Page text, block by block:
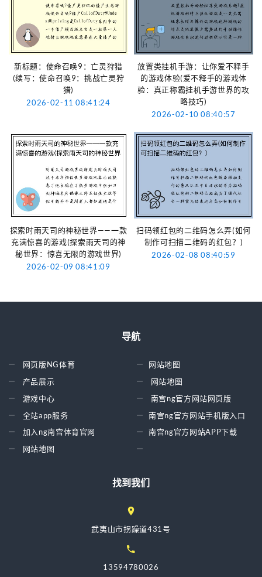
新标题：使命召唤9：亡灵狩猎
(续写：使命召唤9：挑战亡灵狩
猎)
2026-02-11 08:41:24
放置类挂机手游：让你爱不释手
的游戏体验(爱不释手的游戏体
验：真正称霸挂机手游世界的攻
略技巧)
2026-02-10 08:40:57
探索时雨天司的神秘世界——一款
充满惊喜的游戏(探索雨天司的神
秘世界：惊喜无限的游戏世界)
2026-02-09 08:41:09
扫码领红包的二维码怎么弄(如何
制作可扫描二维码的红包？)
2026-02-08 08:40:59
导航
网页版NG体育
产品展示
游戏中心
全站app服务
加入ng南宫体育官网
网站地图
网站地图
网站地图
南宫ng官方网站网页版
南宫ng官方网站手机版入口
南宫ng官方网站APP下载
找到我们
武夷山市拐躁道431号
13594780026